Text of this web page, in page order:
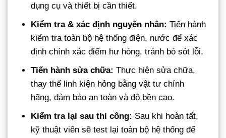
dụng cụ và thiết bị cần thiết.
Kiểm tra & xác định nguyên nhân: Tiến hành
kiểm tra toàn bộ hệ thống điện, nước để xác
định chính xác điểm hư hỏng, tránh bỏ sót lỗi.
Tiến hành sửa chữa: Thực hiện sửa chữa,
thay thế linh kiện hỏng bằng vật tư chính
hãng, đảm bảo an toàn và độ bền cao.
Kiểm tra lại sau thi công: Sau khi hoàn tất,
kỹ thuật viên sẽ test lại toàn bộ hệ thống để